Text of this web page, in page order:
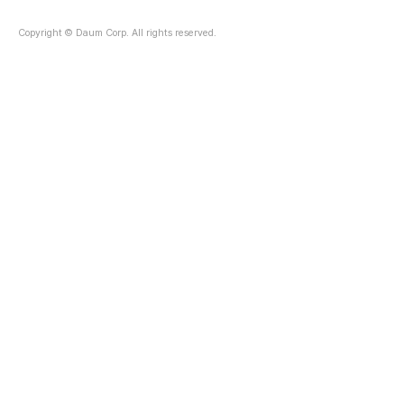
Copyright © Daum Corp. All rights reserved.